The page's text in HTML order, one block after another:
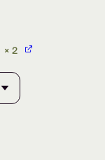
× 2